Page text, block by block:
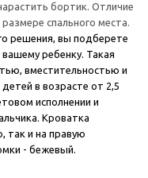
бортик. Отличие
спального места.
решения, вы подберете
ребенку. Такая
вместительностью и
в возрасте от 2,5
исполнении и
Кроватка
так и на правую
- бежевый.